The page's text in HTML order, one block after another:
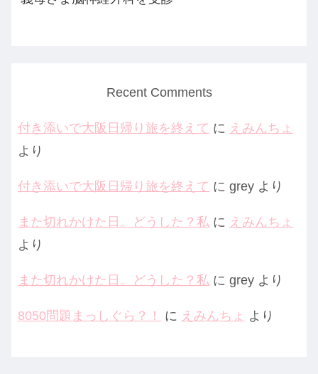
Recent Comments
付き添いで大阪日帰り旅を終えて に えみんちょ
より
付き添いで大阪日帰り旅を終えて に grey より
また切れかけた日。どうした？私 に えみんちょ
より
また切れかけた日。どうした？私 に grey より
8050問題まっしぐら？！ に えみんちょ より